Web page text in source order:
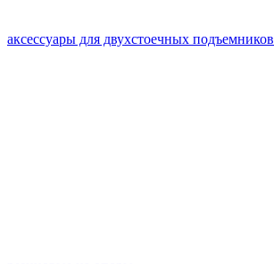
аксессуары для двухстоечных подъемников